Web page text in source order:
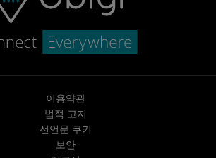
이용약관
법적 고지
선언문 쿠키
보안